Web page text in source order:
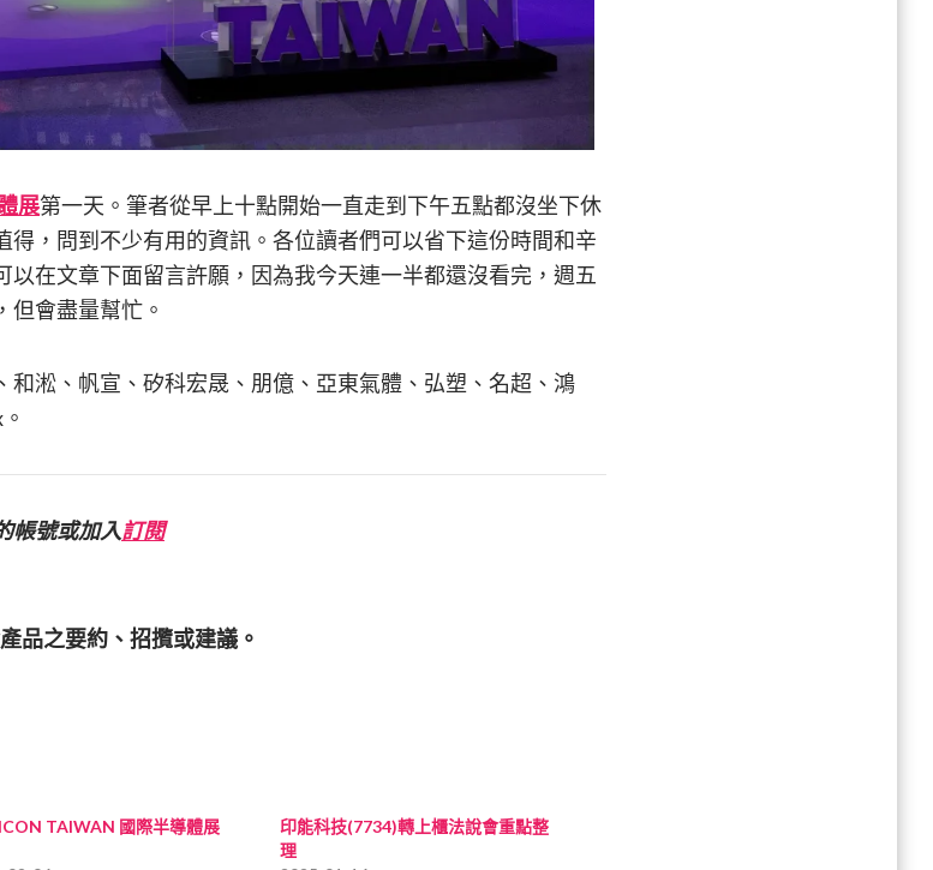
展第一天。筆者從早上十點開始一直走到下午五點都沒坐下休
得，問到不少有用的資訊。各位讀者們可以省下這份時間和辛
在文章下面留言許願，因為我今天連一半都還沒看完，週五
但會盡量幫忙。
淞、帆宣、矽科宏晟、朋億、亞東氣體、弘塑、名超、鴻
帳號或加入訂閱
品之要約、招攬或建議。
TAIWAN 國際半導體展
印能科技(7734)轉上櫃法說會重點整
理